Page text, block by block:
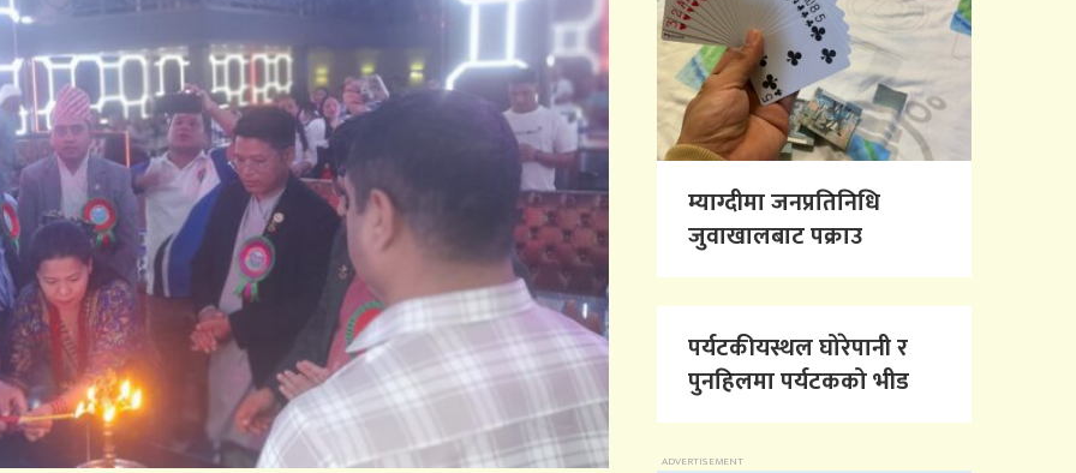
म्याग्दीमा जनप्रतिनिधि
जुवाखालबाट पक्राउ
पर्यटकीयस्थल घोरेपानी र
पुनहिलमा पर्यटकको भीड